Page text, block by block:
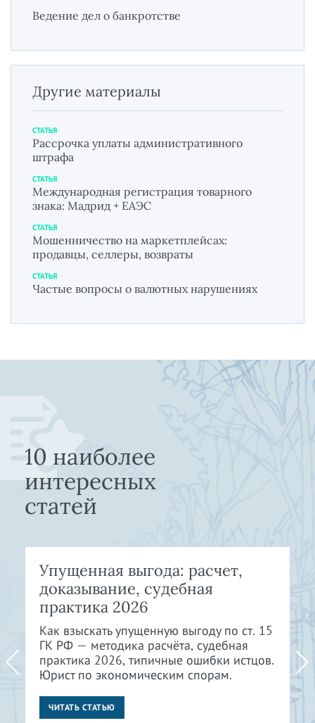
Ведение дел о банкротстве
Другие материалы
СТАТЬЯ
Рассрочка уплаты административного
штрафа
СТАТЬЯ
Международная регистрация товарного
знака: Мадрид + ЕАЭС
СТАТЬЯ
Мошенничество на маркетплейсах:
продавцы, селлеры, возвраты
СТАТЬЯ
Частые вопросы о валютных нарушениях
10 наиболее
интересных
статей
Упущенная выгода: расчет,
доказывание, судебная
практика 2026
Как взыскать упущенную выгоду по ст. 15
ГК РФ — методика расчёта, судебная
практика 2026, типичные ошибки истцов.
Юрист по экономическим спорам.
ЧИТАТЬ СТАТЬЮ